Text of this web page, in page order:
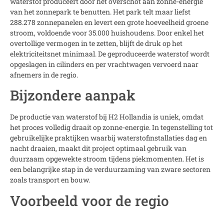
van het zonnepark te benutten. Het park telt maar liefst
288.278 zonnepanelen en levert een grote hoeveelheid groene
stroom, voldoende voor 35.000 huishoudens. Door enkel het
overtollige vermogen in te zetten, blijft de druk op het
elektriciteitsnet minimaal. De geproduceerde waterstof wordt
opgeslagen in cilinders en per vrachtwagen vervoerd naar
afnemers in de regio.
Bijzondere aanpak
De productie van waterstof bij H2 Hollandia is uniek, omdat
het proces volledig draait op zonne-energie. In tegenstelling tot
gebruikelijke praktijken waarbij waterstofinstallaties dag en
nacht draaien, maakt dit project optimaal gebruik van
duurzaam opgewekte stroom tijdens piekmomenten. Het is
een belangrijke stap in de verduurzaming van zware sectoren
zoals transport en bouw.
Voorbeeld voor de regio